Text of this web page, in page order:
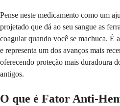
Pense neste medicamento como um
projetado que dá ao seu sangue as
coagular quando você se machuca. É
e representa um dos avanços mais
oferecendo proteção mais duradoura
antigos.
O que é Fator Anti-